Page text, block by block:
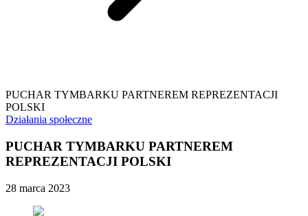
PUCHAR TYMBARKU PARTNEREM REPREZENTACJI
POLSKI
Działania społeczne
PUCHAR TYMBARKU PARTNEREM
REPREZENTACJI POLSKI
28 marca 2023